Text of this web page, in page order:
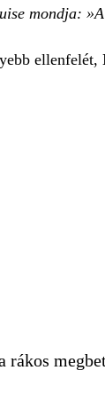
mondja:
ellenfelét,